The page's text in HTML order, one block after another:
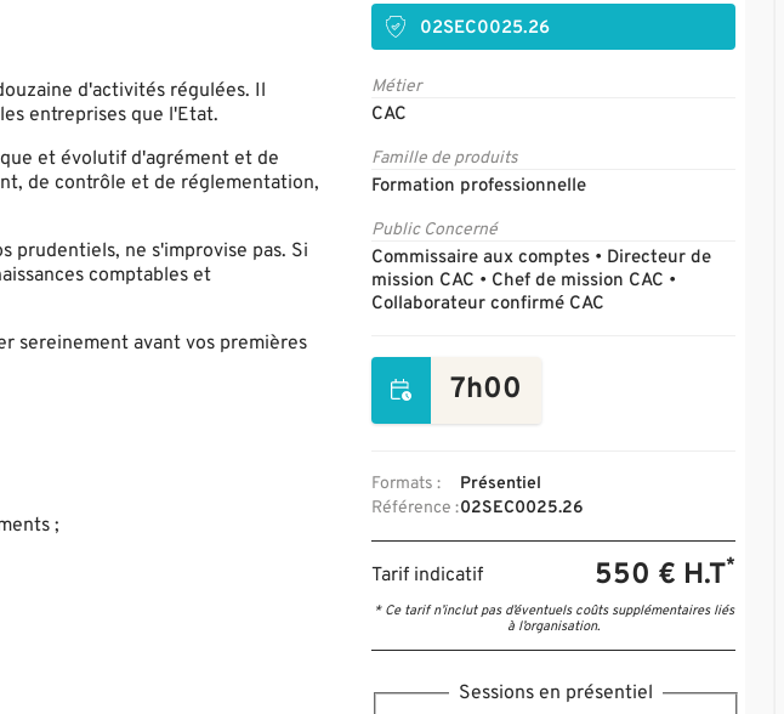
d'activités régulées. Il
entreprises que l'Etat.
et évolutif d'agrément et de
de contrôle et de réglementation,
prudentiels, ne s'improvise pas. Si
comptables et
sereinement avant vos premières
;
02SEC0025.26
Métier
CAC
Famille de produits
Formation professionnelle
Public Concerné
Commissaire aux comptes • Directeur de
mission CAC • Chef de mission CAC •
Collaborateur confirmé CAC
7h00
Formats :
Présentiel
Référence :02SEC0025.26
Tarif indicatif 550 € H.T*
* Ce tarif n’inclut pas d’éventuels coûts supplémentaires liés
à l’organisation.
Sessions en présentiel